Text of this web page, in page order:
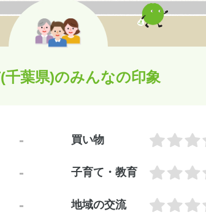
千葉県)のみんなの印象
- 買い物
- 子育て・教育
- 地域の交流